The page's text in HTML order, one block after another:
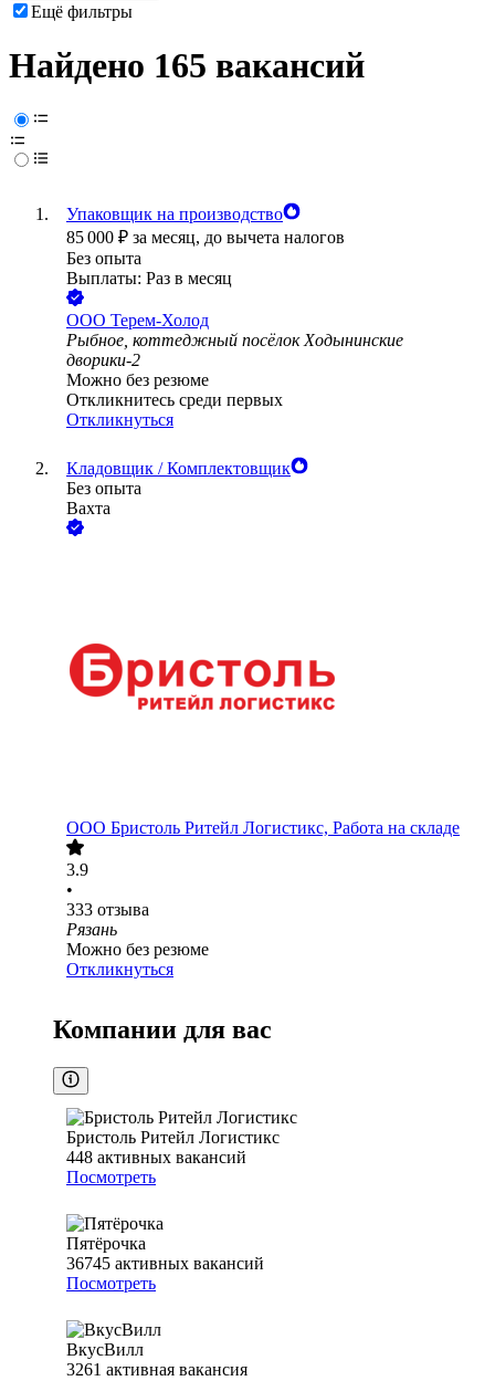
Ещё фильтры
Найдено 165 вакансий
Упаковщик на производство
85 000 ₽ за месяц, до вычета налогов
Без опыта
Выплаты: Раз в месяц
ООО Терем-Холод
Рыбное, коттеджный посёлок Ходынинские
дворики-2
Можно без резюме
Откликнитесь среди первых
Откликнуться
Кладовщик / Комплектовщик
Без опыта
Вахта
ООО Бристоль Ритейл Логистикс, Работа на складе
3.9
•
333 отзыва
Рязань
Можно без резюме
Откликнуться
Компании для вас
Бристоль Ритейл Логистикс
448 активных вакансий
Посмотреть
Пятёрочка
36745 активных вакансий
Посмотреть
ВкусВилл
3261 активная вакансия